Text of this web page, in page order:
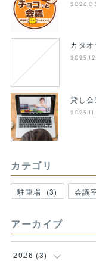
カタ
貸し
カテゴリ
駐車場 (3) 会議
アーカイブ
2026 (3)